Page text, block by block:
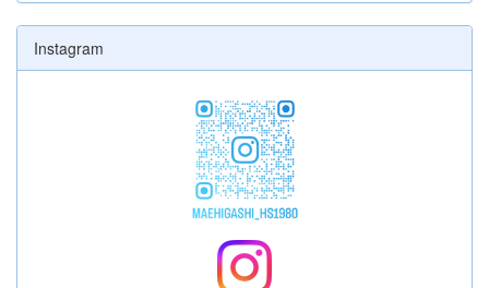
Instagram